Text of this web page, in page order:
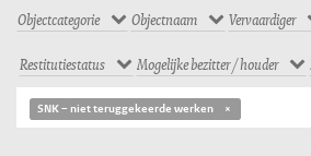
Objectcategorie Objectnaam Vervaardiger
Restitutiestatus Mogelijke bezitter / houder
SNK – niet teruggekeerde werken